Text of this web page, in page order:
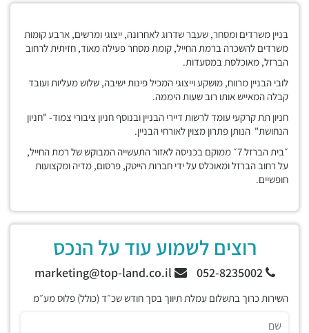
בניין משרדים ומסחר, שעבר שדרוג לאחרונה, ייצוגי ומרשים, ארבע קומות
משרדים להשכרה ברמת החייל, קומת מסחר פעילה מאוד, חזיתית לרחוב
הברזל, מאוכלסת במסעדות.
לובי הבניין מרווח, מושקע וייצוגי המכיל פינות ישיבה, שלוש מעליות ועובד
קבלה המאייש אותו רוב שעות היממה.
חניון תת קרקעי עומד לרשות דיירי הבניין ובנוסף חניון ציבורי צמוד- "חניון
הנחושת" הנותן פתרון מצוין לאורחי הבניין.
״בית הברזל 7״ ממוקם בכניסה לאזור התעשייה המבוקש של רמת החייל,
על רחוב הברזל ומאוכלס על ידי חברות הייטק, פרסום, מדיה ומקצועות
חופשיים.
רוצים לשמוע עוד על הנכס
052-8235002
השירות כרוך בתשלום עמלת תיווך בסך חודש שכ״ד (כולל) פלוס מע״מ